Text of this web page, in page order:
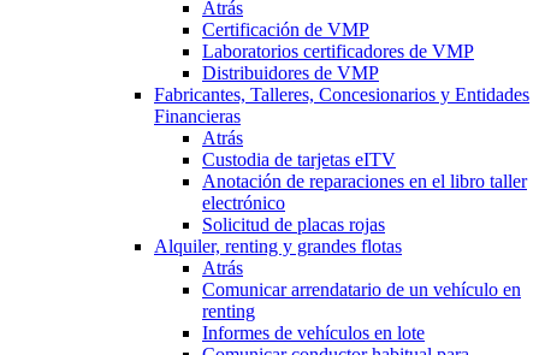
Atrás
Certificación de VMP
Laboratorios certificadores de VMP
Distribuidores de VMP
Fabricantes, Talleres, Concesionarios y Entidades
Financieras
Atrás
Custodia de tarjetas eITV
Anotación de reparaciones en el libro taller
electrónico
Solicitud de placas rojas
Alquiler, renting y grandes flotas
Atrás
Comunicar arrendatario de un vehículo en
renting
Informes de vehículos en lote